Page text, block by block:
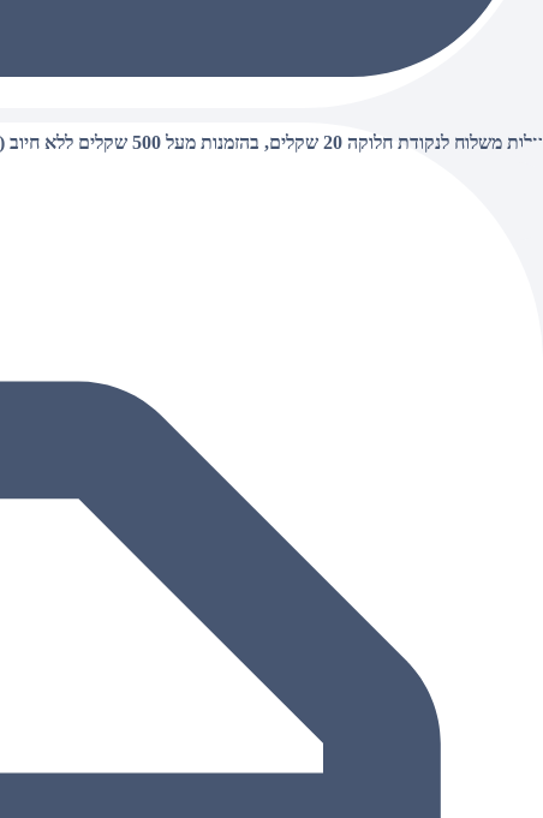
עלות משלוח לנקודת חלוקה 20 שקלים, בהזמנות מעל 500 שקלים ללא חיוב (חינם),